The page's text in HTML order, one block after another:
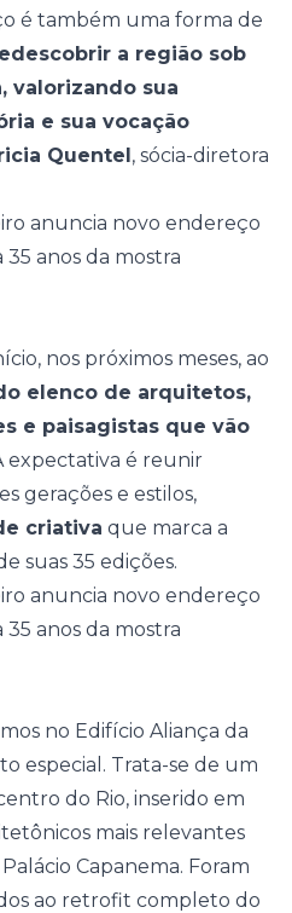
é também uma forma de
a região sob
valorizando sua
e sua vocação
Quentel, sócia-diretora
nos próximos meses, ao
elenco de arquitetos,
e paisagistas que vão
expectativa é reunir
gerações e estilos,
criativa que marca a
suas 35 edições.
no Edifício Aliança da
especial. Trata-se de um
do Rio, inserido em
mais relevantes
Capanema. Foram
ao retrofit completo do